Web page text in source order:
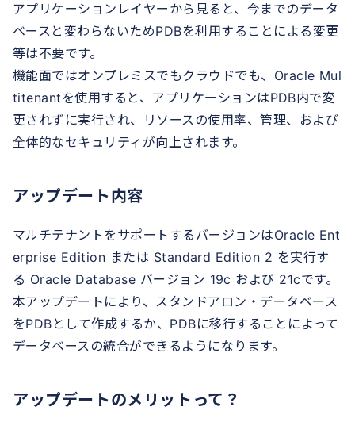
アプリケーションレイヤーから見ると、今までのデータ
ベースと変わらないためPDBを利用することによる変更
等は不要です。
機能面ではオンプレミスでもクラウドでも、Oracle Mul
titenantを使用すると、アプリケーションはPDB内で変
更されずに実行され、リソースの使用率、管理、および
全体的なセキュリティが向上されます。
アップデート内容
マルチテナントをサポートするバージョンはOracle Ent
erprise Edition または Standard Edition 2 を実行す
る Oracle Database バージョン 19c および 21cです。
本アップデートにより、スタンドアロン・データベース
をPDBとして作成するか、PDBに移行することによって
データベースの統合ができるようになります。
アップデートのメリットって？